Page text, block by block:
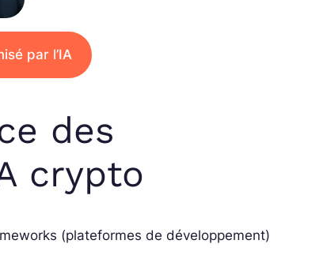
par l’IA
des
crypto
(plateformes de développement)